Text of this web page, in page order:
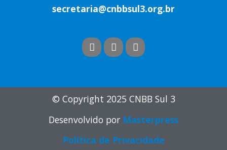
secretaria@cnbbsul3.org.br
© Copyright 2025 CNBB Sul 3
Desenvolvido por Masterpress
Política de Privacidade